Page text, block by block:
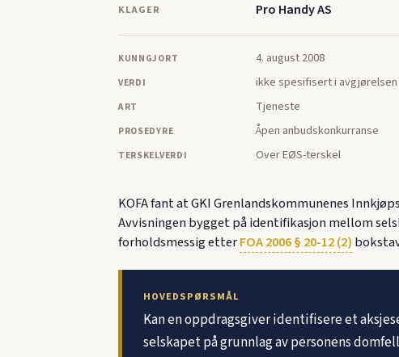
KLAGER Pro Handy AS
KUNNGJORT 4. august 2008
VERDI ikke spesifisert i avgjørelsen
ART Tjeneste
PROSEDYRE Åpen anbudskonkurranse
TERSKELVERDI Over EØS-terskel
KOFA fant at GKI Grenlandskommunenes
Avvisningen bygget på identifikasjon mellom
forholdsmessig etterFOA 2006 § 20-12 (2)
HOVEDSPØRSMÅL
Kan en oppdragsgiver identifisere et
selskapet på grunnlag av personens